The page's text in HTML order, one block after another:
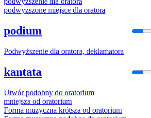
podwyższone miejsce dla oratora
podium
Podwyższenie dla oratora, deklamatora
kantata
Utwór podobny do oratorium
mniejsza od oratorium
Forma muzyczna krótsza od oratorium